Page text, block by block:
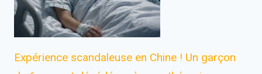
Expérience scandaleuse en Chine ! Un garçon